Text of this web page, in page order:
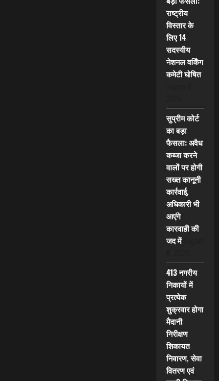
राष्ट्रीय
विस्तार के
लिए 14
सदस्यीय
नेशनल वर्किंग
कमेटी घोषित
सुप्रीम कोर्ट
का बड़ा
फैसला: अवैध
कब्जा करने
वालों पर होगी
सख्त कानूनी
कार्रवाई,
अधिकारी भी
आएंगे
कारवाही की
जद में
413 नगरीय
निकायों में
प्रत्येक
शुक्रवार होगा
मैदानी
निरीक्षण
शिकायत
निवारण, सेवा
वितरण एवं